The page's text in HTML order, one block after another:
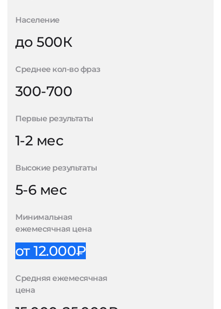
Население
до 500К
Среднее кол-во фраз
300-700
Первые результаты
1-2 мес
Высокие результаты
5-6 мес
Минимальная
ежемесячная цена
от 12.000₽
Средняя ежемесячная
цена